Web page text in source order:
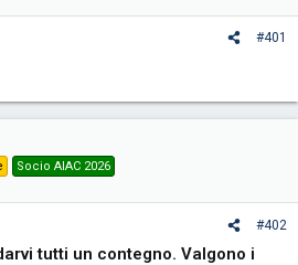
#401
Socio AIAC 2026
#402
tutti un contegno. Valgono i